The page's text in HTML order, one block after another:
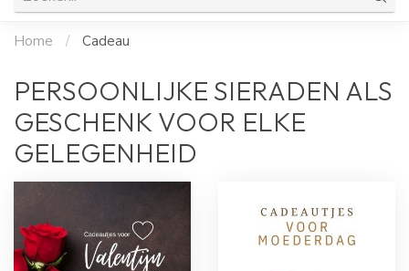
Home / Cadeau
PERSOONLIJKE SIERADEN ALS
GESCHENK VOOR ELKE
GELEGENHEID